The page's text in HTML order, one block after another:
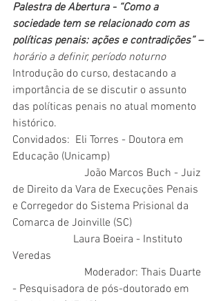
Palestra de Abertura - “Como a
sociedade tem se relacionado com as
políticas penais: ações e contradições” –
horário a definir, período noturno
Introdução do curso, destacando a
importância de se discutir o assunto
das políticas penais no atual momento
histórico.
Convidados:  Eli Torres - Doutora em
de Direito da Vara de Execuções Penais
e Corregedor do Sistema Prisional da
Comarca de Joinville (SC)
Veredas
- Pesquisadora de pós-doutorado em